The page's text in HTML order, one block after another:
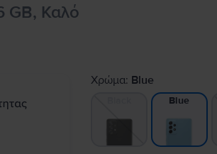
GB, Καλό
Χρώμα: Blue
Blue